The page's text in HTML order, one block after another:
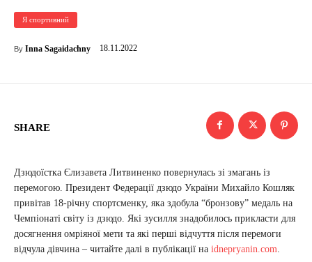
Я спортивний
By Inna Sagaidachny 18.11.2022
SHARE
Дзюдоїстка Єлизавета Литвиненко повернулась зі змагань із
перемогою. Президент Федерації дзюдо України Михайло Кошляк
привітав 18-річну спортсменку, яка здобула “бронзову” медаль на
Чемпіонаті світу із дзюдо. Які зусилля знадобилось прикласти для
досягнення омріяної мети та які перші відчуття після перемоги
відчула дівчина – читайте далі в публікації на idnepryanin.com